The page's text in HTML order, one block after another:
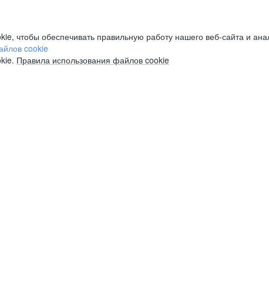
чтобы обеспечивать правильную работу нашего веб-сайта и
cookie
Правила использования файлов cookie